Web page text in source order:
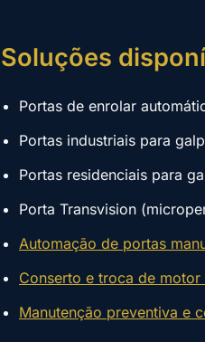
Soluções
Portas de enrolar
Portas industriais para
Portas residenciais para
Porta Transvision
Automação de portas
Conserto e troca de
Manutenção preventiva e